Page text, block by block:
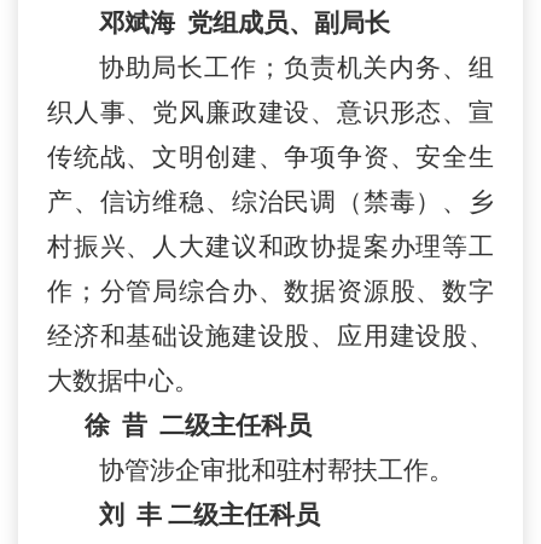
邓斌海 党组成员、副局长
协助局长工作； 负责机关内务、组
织人事、党风廉政建设、意识形态、宣
传统战、文明创建、争项争资、安全生
产、 信访维稳、综治民调 （禁毒） 、乡
村振兴、
人大建议和政协提案办理等工
作； 分管局综合办、数据资源股、数字
经济和基础设施建设股、应用建设股、
大数据中心。
徐 昔 二级主任科员
协管涉企审批和驻村帮扶工作。
刘 丰 二级主任科员